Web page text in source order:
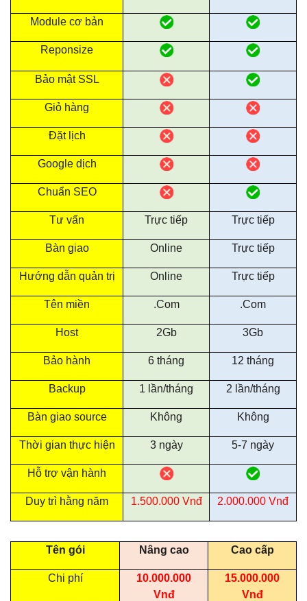
Module cơ bản
Reponsize
Bảo mật SSL
Giỏ hàng
Đặt lịch
Google dịch
Chuẩn SEO
Tư vấn Trực tiếp Trực tiếp
Bàn giao Online Trực tiếp
Hướng dẫn quản trị Online Trực tiếp
Tên miền .Com .Com
Host 2Gb 3Gb
Bảo hành 6 tháng 12 tháng
Backup 1 lần/tháng 2 lần/tháng
Bàn giao source Không Không
Thời gian thực hiện 3 ngày 5-7 ngày
Hỗ trợ vận hành
Duy trì hằng năm 1.500.000 Vnđ 2.000.000 Vnđ
Tên gói Nâng cao Cao cấp
Chi phí
10.000.000
Vnđ
15.000.000
Vnđ